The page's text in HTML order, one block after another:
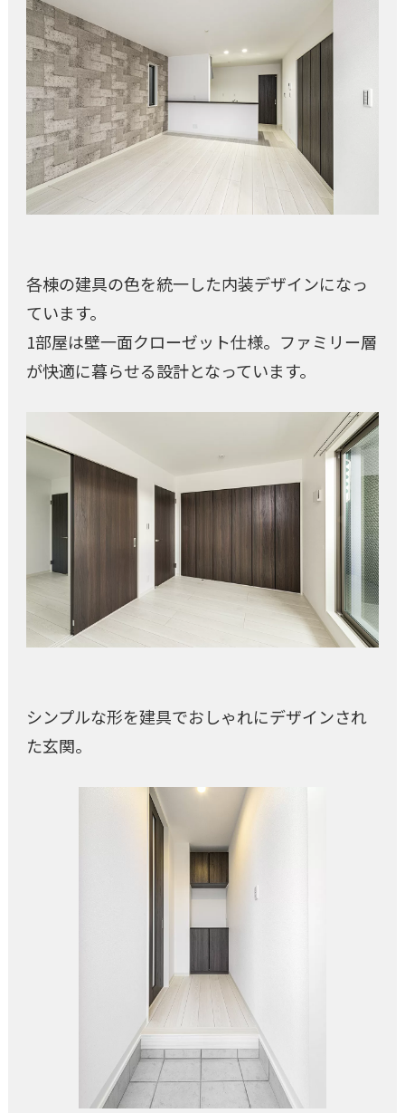
各棟の建具の色を統一した内装デザインになっ
ています。
1部屋は壁一面クローゼット仕様。ファミリー層
が快適に暮らせる設計となっています。
シンプルな形を建具でおしゃれにデザインされ
た玄関。